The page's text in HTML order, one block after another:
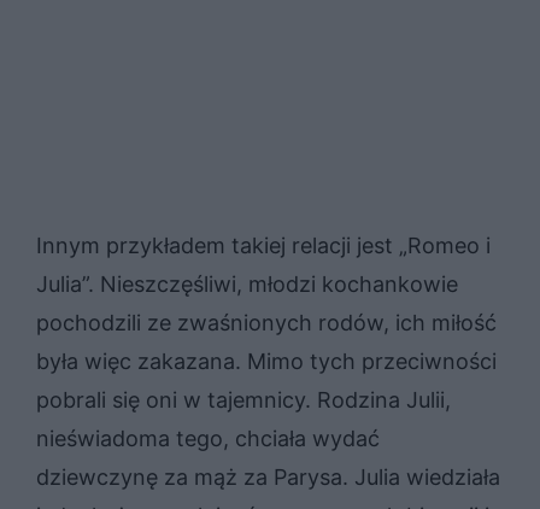
Innym przykładem takiej relacji jest „Romeo i
Julia”. Nieszczęśliwi, młodzi kochankowie
pochodzili ze zwaśnionych rodów, ich miłość
była więc zakazana. Mimo tych przeciwności
pobrali się oni w tajemnicy. Rodzina Julii,
nieświadoma tego, chciała wydać
dziewczynę za mąż za Parysa. Julia wiedziała